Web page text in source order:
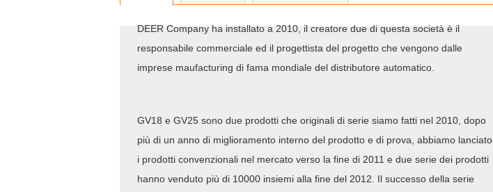
DEER Company ha installato a 2010, il creatore due di questa società è il
responsabile commerciale ed il progettista del progetto che vengono dalle
imprese maufacturing di fama mondiale del distributore automatico.
GV18 e GV25 sono due prodotti che originali di serie siamo fatti nel 2010, dopo
più di un anno di miglioramento interno del prodotto e di prova, abbiamo lanciato
i prodotti convenzionali nel mercato verso la fine di 2011 e due serie dei prodotti
hanno venduto più di 10000 insiemi alla fine del 2012. Il successo della serie